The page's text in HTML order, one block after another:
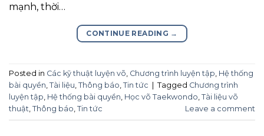
mạnh, thời…
CONTINUE READING →
Posted in Các kỹ thuật luyện võ, Chương trình luyện tập, Hệ thống
bài quyền, Tài liệu, Thông báo, Tin tức Tagged Chương trình
luyện tập, Hệ thống bài quyền, Học võ Taekwondo, Tài liệu võ
thuật, Thông báo, Tin tức Leave a comment